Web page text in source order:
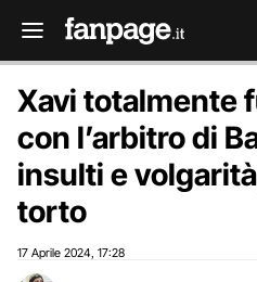
Xavi totalmente
con l’arbitro di
insulti e
torto
17 Aprile 2024 17:28